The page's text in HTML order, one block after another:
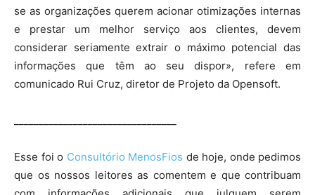
se as organizações querem acionar otimizações internas
e prestar um melhor serviço aos clientes, devem
considerar seriamente extrair o máximo potencial das
informações que têm ao seu dispor», refere em
comunicado Rui Cruz, diretor de Projeto da Opensoft.
Esse foi o Consultório MenosFios de hoje, onde pedimos
que os nossos leitores as comentem e que contribuam